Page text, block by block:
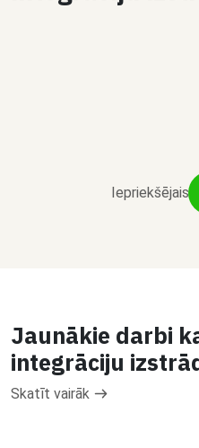
Iepriekšējais
Jaunākie darbi
integrāciju
Skatīt vairāk